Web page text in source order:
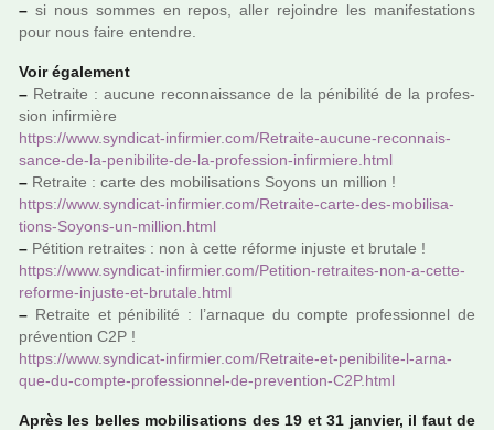
– si nous sommes en repos, aller rejoin­dre les mani­fes­ta­tions
pour nous faire enten­dre.
Voir également
– Retraite : aucune reconnais­sance de la péni­bi­lité de la pro­fes­
sion infir­mière
https://www.syn­di­cat-infir­mier.com/Retraite-aucune-reconnais­
sance-de-la-peni­bi­lite-de-la-pro­fes­sion-infir­miere.html
– Retraite : carte des mobi­li­sa­tions Soyons un mil­lion !
https://www.syn­di­cat-infir­mier.com/Retraite-carte-des-mobi­li­sa­
tions-Soyons-un-mil­lion.html
– Pétition retrai­tes : non à cette réforme injuste et bru­tale !
https://www.syn­di­cat-infir­mier.com/Petition-retrai­tes-non-a-cette-
reforme-injuste-et-bru­tale.html
– Retraite et péni­bi­lité : l’arna­que du compte pro­fes­sion­nel de
pré­ven­tion C2P !
https://www.syn­di­cat-infir­mier.com/Retraite-et-peni­bi­lite-l-arna­
que-du-compte-pro­fes­sion­nel-de-pre­ven­tion-C2P.html
Après les belles mobi­li­sa­tions des 19 et 31 jan­vier, il faut de